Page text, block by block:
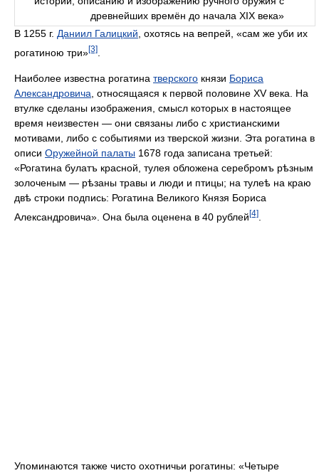
дpевнейших вpемён до начала XIX века»
В 1255 г. Даниил Галицкий , охотясь на вепрей, «сам же уби их
рогатиною три»[3]
Наиболее известна рогатина тверского князи Бориса
Александровича , относящаяся к первой половине XV века. На
втулке сделаны изображения, смысл которых в настоящее
время неизвестен — они связаны либо с христианскими
мотивами, либо с событиями из тверской жизни. Эта рогатина в
описи Оружейной палаты 1678 года записана третьей:
«Рогатина булатъ красной, тулея обложена серебромъ рѣзным
золоченым — рѣзаны травы и люди и птицы; на тулеѣ на краю
двѣ строки подпись: Рогатина Великого Князя Бориса
Александровича». Она была оценена в 40 рублей[4]
Упоминаются также чисто охотничьи рогатины: «Четыре